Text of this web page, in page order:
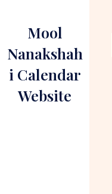
contentMool
Nanakshah
i Calendar
Website